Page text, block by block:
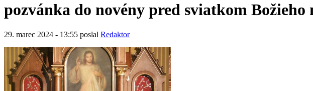
pozvánka do novény pred sviatkom Božieho
29. marec 2024 - 13:55 poslal Redaktor